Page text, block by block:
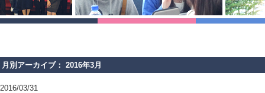
月別アーカイブ： 2016年3月
2016/03/31